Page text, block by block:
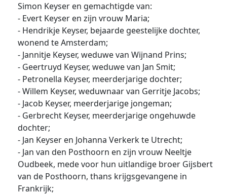
Simon Keyser en gemachtigde van:
- Evert Keyser en zijn vrouw Maria;
- Hendrikje Keyser, bejaarde geestelijke dochter,
wonend te Amsterdam;
- Jannitje Keyser, weduwe van Wijnand Prins;
- Geertruyd Keyser, weduwe van Jan Smit;
- Petronella Keyser, meerderjarige dochter;
- Willem Keyser, weduwnaar van Gerritje Jacobs;
- Jacob Keyser, meerderjarige jongeman;
- Gerbrecht Keyser, meerderjarige ongehuwde
dochter;
- Jan Keyser en Johanna Verkerk te Utrecht;
- Jan van den Posthoorn en zijn vrouw Neeltje
Oudbeek, mede voor hun uitlandige broer Gijsbert
van de Posthoorn, thans krijgsgevangene in
Frankrijk;